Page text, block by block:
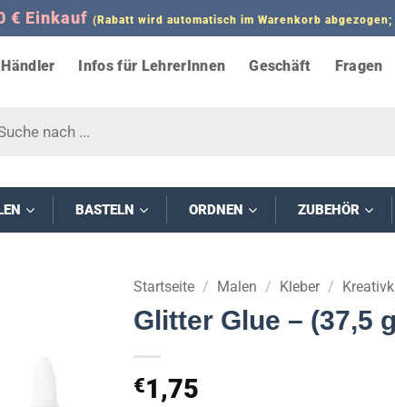
€ Einkauf (Rabatt wird automatisch im Warenkorb
Händler Infos für LehrerInnen Geschäft Fragen
BASTELN ORDNEN ZUBEHÖR
Startseite / Malen / Kleber /
Glitter Glue – (37,5
€1,75